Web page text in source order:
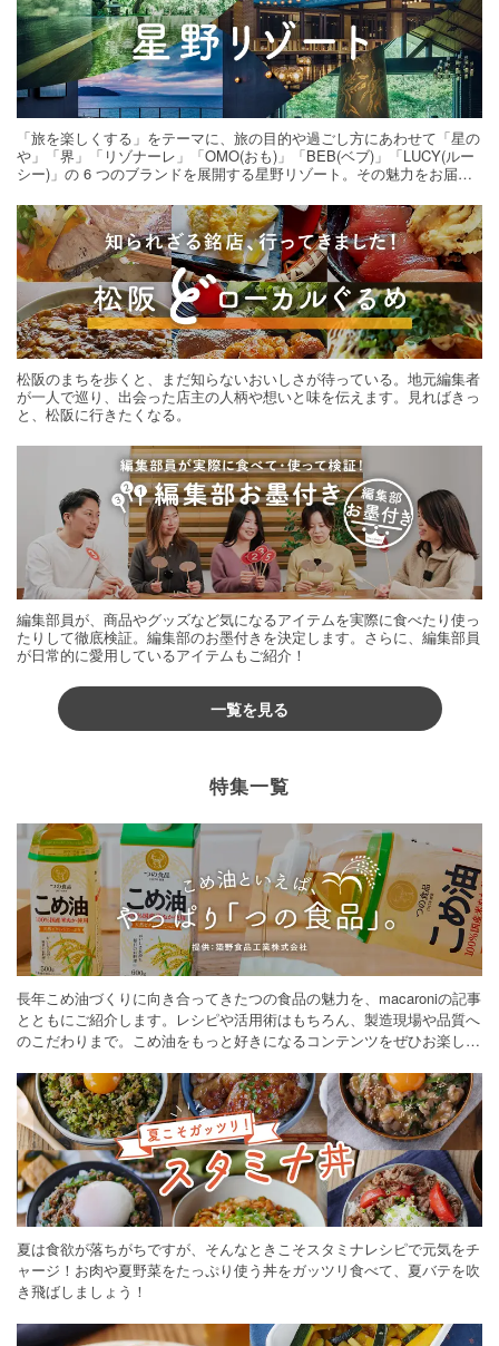
「旅を楽しくする」をテーマに、旅の目的や過ごし方にあわせて「星の
や」「界」「リゾナーレ」「OMO(おも)」「BEB(ベブ)」「LUCY(ルー
シー)」の 6 つのブランドを展開する星野リゾート。その魅力をお届け
松阪のまちを歩くと、まだ知らないおいしさが待っている。地元編集者
が一人で巡り、出会った店主の人柄や想いと味を伝えます。見ればきっ
と、松阪に行きたくなる。
編集部員が、商品やグッズなど気になるアイテムを実際に食べたり使っ
たりして徹底検証。編集部のお墨付きを決定します。さらに、編集部員
が日常的に愛用しているアイテムもご紹介！
一覧を見る
特集一覧
長年こめ油づくりに向き合ってきたつの食品の魅力を、macaroniの記事
とともにご紹介します。レシピや活用術はもちろん、製造現場や品質へ
のこだわりまで。こめ油をもっと好きになるコンテンツをぜひお楽しみ
夏は食欲が落ちがちですが、そんなときこそスタミナレシピで元気をチ
ャージ！お肉や夏野菜をたっぷり使う丼をガッツリ食べて、夏バテを吹
き飛ばしましょう！